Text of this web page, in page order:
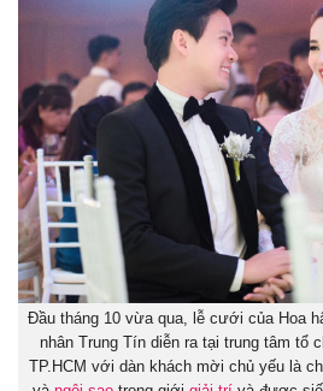
Đầu tháng 10 vừa qua, lễ cưới của Hoa
nhân Trung Tín diễn ra tại trung tâm tổ
TP.HCM với dàn khách mời chủ yếu là